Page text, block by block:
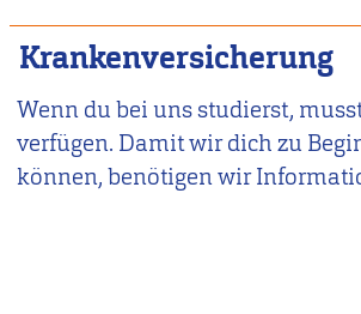
Krankenversicherung
Wenn du bei uns studierst,
verfügen. Damit wir dich zu
können, benötigen wir